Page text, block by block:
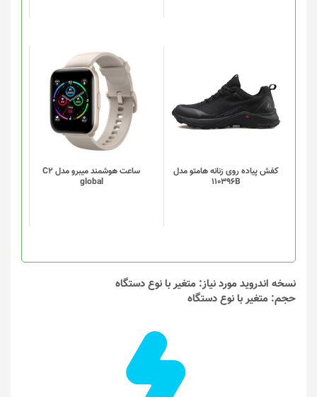
کفش پیاده روی زنانه هامتو مدل
110396B
محصول
دارای
انواع
مختلفی
گزینه
ها
محصول
انتخاب
شوند
ساعت هوشمند میبرو مدل C2
global
این
محصول
دارای
انواع
مختلفی
می
گزینه
ها
محصول
نسخه اندروید مورد نیاز: متغیر با نوع دستگاه
حجم: متغیر با نوع دستگاه